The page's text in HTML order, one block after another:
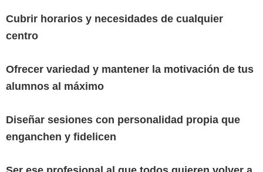
Cubrir horarios y necesidades de cualquier
centro
Ofrecer variedad y mantener la motivación de tus
alumnos al máximo
Diseñar sesiones con personalidad propia que
enganchen y fidelicen